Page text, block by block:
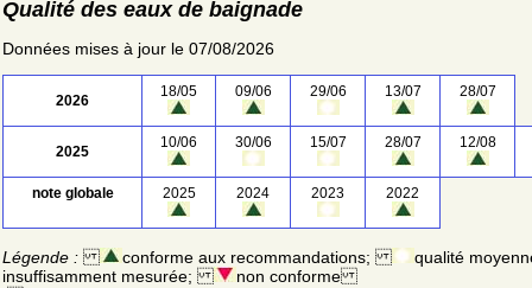
Qualité des eaux de baignade
Données mises à jour le 07/08/2026
2026
18/05 09/06 29/06 13/07 28/07
2025
10/06 30/06 15/07 28/07 12/08
note globale 2025 2024 2023 2022
Légende : conforme aux recommandations;
qualité
insuffisamment mesurée;
non conforme